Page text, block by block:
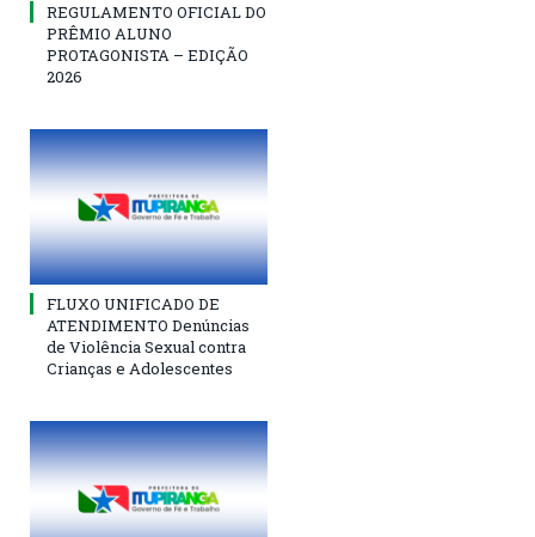
REGULAMENTO OFICIAL DO
PRÊMIO ALUNO
PROTAGONISTA – EDIÇÃO
2026
FLUXO UNIFICADO DE
ATENDIMENTO Denúncias
de Violência Sexual contra
Crianças e Adolescentes